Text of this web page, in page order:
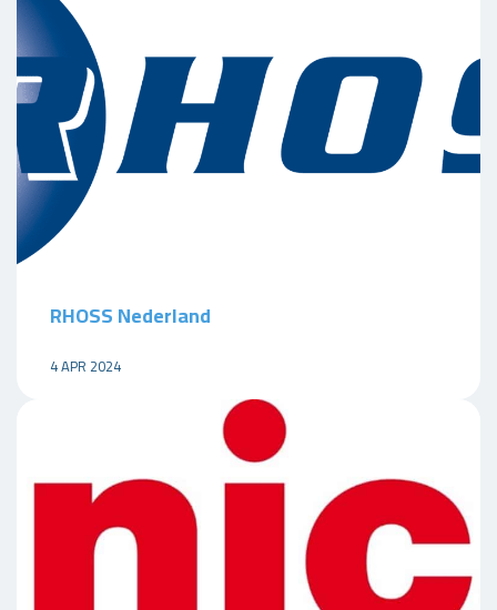
RHOSS Nederland
4 APR 2024